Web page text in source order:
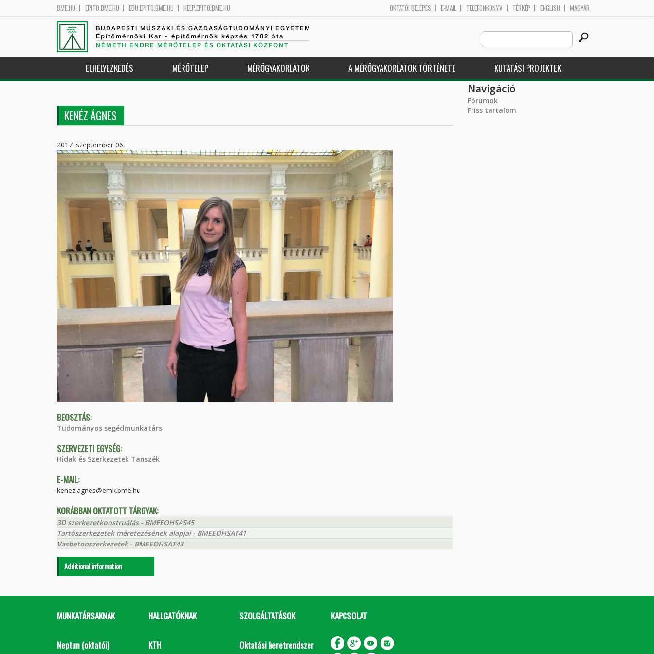
BME.HU EPITO.BME.HU EDU.EPITO.BME.HU HELP.EPITO.BME.HU OKTATÓI BELÉPÉS E-MAIL TELEFONKÖNYV TÉRKÉP ENGLISH MAGYAR
BUDAPESTI MŰSZAKI ÉS GAZDASÁGTUDOMÁNYI EGYETEM
Építőmérnöki Kar - építőmérnök képzés 1782 óta
NÉMETH ENDRE MÉRŐTELEP ÉS OKTATÁSI KÖZPONT
Search
this
site
ELHELYEZKEDÉS MÉRŐTELEP MÉRŐGYAKORLATOK A MÉRŐGYAKORLATOK TÖRTÉNETE KUTATÁSI PROJEKTEK
KENÉZ ÁGNES
2017. szeptember 06.
BEOSZTÁS:
Tudományos segédmunkatárs
SZERVEZETI EGYSÉG:
Hidak és Szerkezetek Tanszék
E-MAIL:
kenez.agnes@emk.bme.hu
KORÁBBAN OKTATOTT TÁRGYAK:
3D szerkezetkonstruálás - BMEEOHSAS45
Tartószerkezetek méretezésének alapjai - BMEEOHSAT41
Vasbetonszerkezetek - BMEEOHSAT43
Additional information
Navigáció
Fórumok
Friss tartalom
MUNKATÁRSAKNAK
Neptun (oktatói)
HALLGATÓKNAK
KTH
SZOLGÁLTATÁSOK
Oktatási keretrendszer
KAPCSOLAT